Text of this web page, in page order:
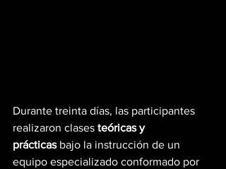
Durante treinta días, las participantes
realizaron clases teóricas y
prácticas bajo la instrucción de un
equipo especializado conformado por